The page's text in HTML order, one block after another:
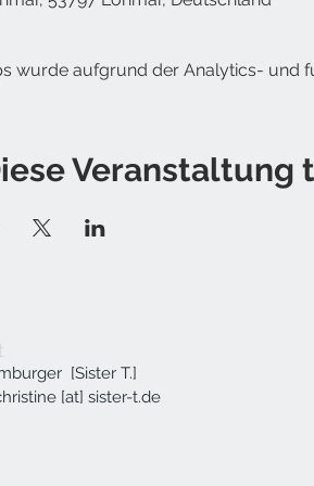
wurde aufgrund der Analytics- und
Veranstaltung
[Sister T.]
[at] sister-t.de